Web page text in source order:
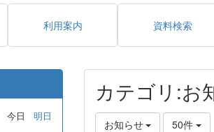
利用案内 資料検索
カテゴリ:お
お知らせ 50件
今日 明日